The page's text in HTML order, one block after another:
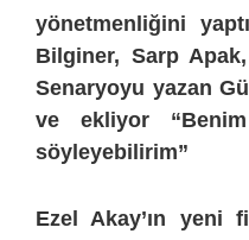
yönetmenliğini
Bilginer, Sarp
Senaryoyu yazan
ve ekliyor
söyleyebilirim”
Ezel Akay’ın yeni